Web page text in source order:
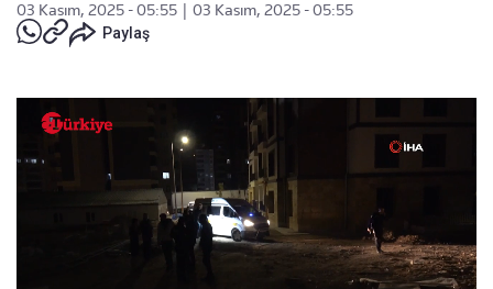
03 Kasım, 2025 - 05:55
03 Kasım, 2025 - 05:55
Paylaş